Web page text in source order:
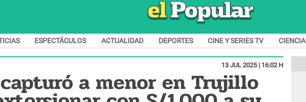
ESPECTÁCULOS ACTUALIDAD DEPORTES CINE Y SERIES TV CIENCIA
13 JUL 2025 | 16:02 H
a menor en Trujillo